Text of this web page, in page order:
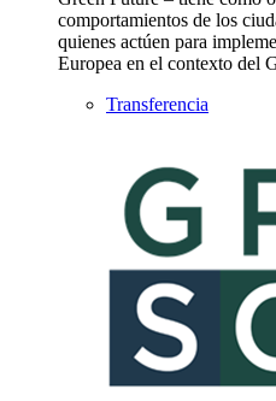
comportamientos de los
quienes actúen para
Europea en el contexto del
Transferencia